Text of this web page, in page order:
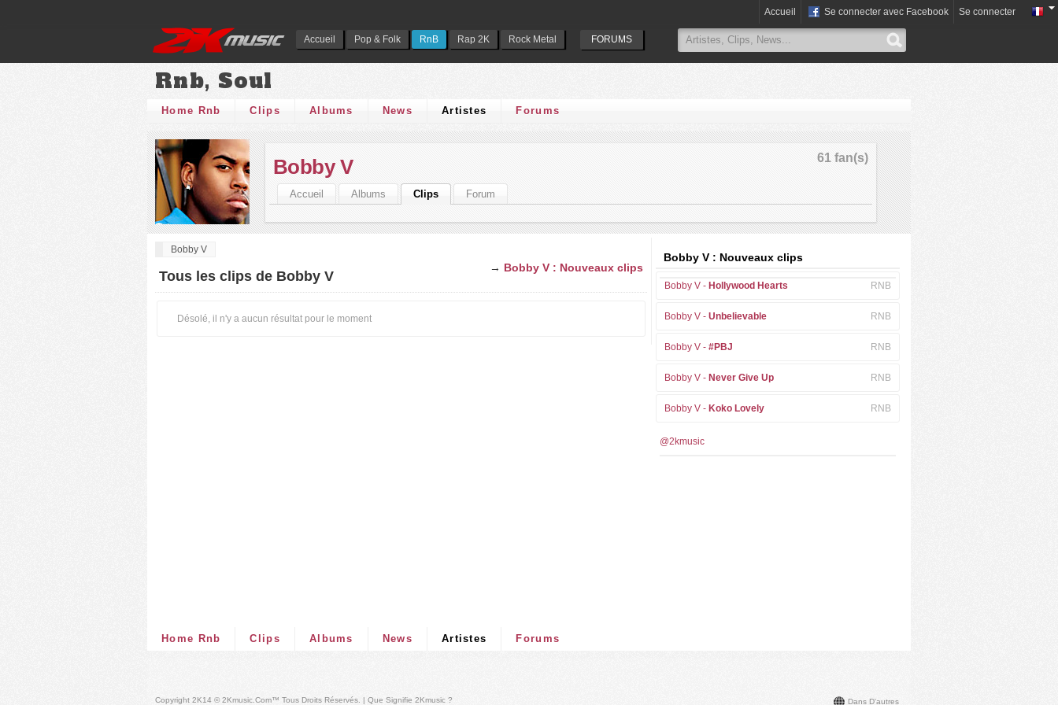
Accueil Pop & Folk RnB Rap 2K Rock Metal FORUMS
Accueil Se connecter avec Facebook Se connecter
Rnb, Soul
Home Rnb Clips Albums News Artistes Forums
61 fan(s)
Bobby V
Accueil Albums Clips Forum
Bobby V
→ Bobby V : Nouveaux clips
Tous les clips de Bobby V
Désolé, il n'y a aucun résultat pour le moment
Bobby V : Nouveaux clips
RNB
Bobby V - Hollywood Hearts
RNB
Bobby V - Unbelievable
RNB
Bobby V - #PBJ
RNB
Bobby V - Never Give Up
RNB
Bobby V - Koko Lovely
@2kmusic
Home Rnb Clips Albums News Artistes Forums
Dans D'autres
Copyright 2K14 © 2Kmusic.com™ Tous Droits Réservés . | Que Signifie 2Kmusic ?